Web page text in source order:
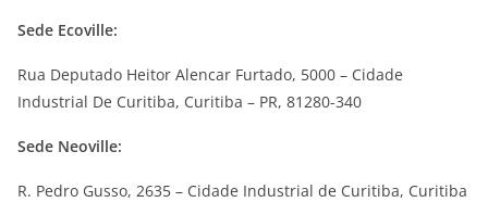
Sede Ecoville:
Rua Deputado Heitor Alencar Furtado, 5000 – Cidade
Industrial De Curitiba, Curitiba – PR, 81280-340
Sede Neoville:
R. Pedro Gusso, 2635 – Cidade Industrial de Curitiba, Curitiba